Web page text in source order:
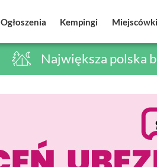
Ogłoszenia Kempingi Miejscówki
Największa polska
Ogłoszenia Kempingi Miejscówki